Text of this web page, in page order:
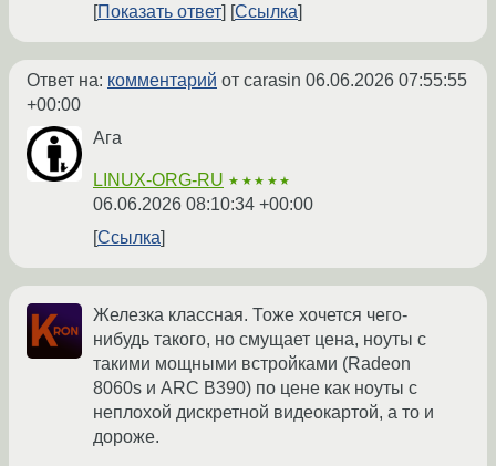
Показать ответ Ссылка
Ответ на: комментарий от carasin 06.06.2026 07:55:55
+00:00
Ага
LINUX-ORG-RU ★★★★★
06.06.2026 08:10:34 +00:00
Ссылка
Железка классная. Тоже хочется чего-
нибудь такого, но смущает цена, ноуты с
такими мощными встройками (Radeon
8060s и ARC B390) по цене как ноуты с
неплохой дискретной видеокартой, а то и
дороже.